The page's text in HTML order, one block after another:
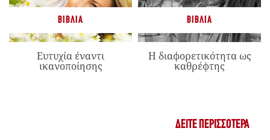
ΒΙΒΛΊΑ
Ευτυχία έναντι
ικανοποίησης
ΒΙΒΛΊΑ
Η διαφορετικότητα ως
καθρέφτης
ΔΕΊΤΕ ΠΕΡΙΣΣΌΤΕΡΑ